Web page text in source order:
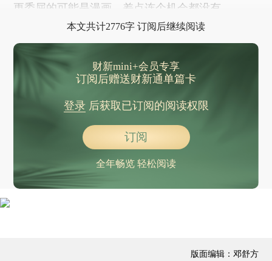
更委屈的可能是漫画，差点连个机会都没有。
本文共计2776字 订阅后继续阅读
财新mini+会员专享
订阅后赠送财新通单篇卡
登录后获取已订阅的阅读权限
订阅
全年畅览 轻松阅读
版面编辑：邓舒方